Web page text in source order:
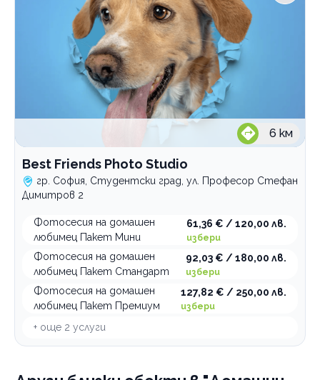
6 км
Best Friends Photo Studio
гр. София, Студентски град, ул. Професор Стефан
Димитров 2
Фотосесия на домашен
любимец Пакет Мини
61,36 € / 120,00 лв.
избери
Фотосесия на домашен
любимец Пакет Стандарт
92,03 € / 180,00 лв.
избери
Фотосесия на домашен
любимец Пакет Премиум
127,82 € / 250,00 лв.
избери
+ още 2 услуги
Фотосесия на куче
Категории
Фотосесия за домашни любимци
Ветеринарни клиники
Грижа за домашни любимци
Хотел за домашни любимци
Груминг
По домовете